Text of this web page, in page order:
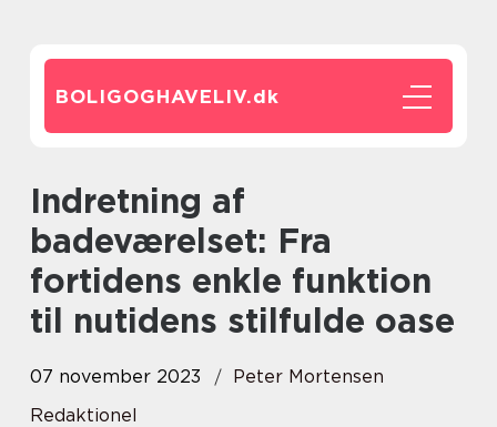
BOLIGOGHAVELIV.dk
Indretning af
badeværelset: Fra
fortidens enkle funktion
til nutidens stilfulde oase
07 november 2023
Peter Mortensen
Redaktionel